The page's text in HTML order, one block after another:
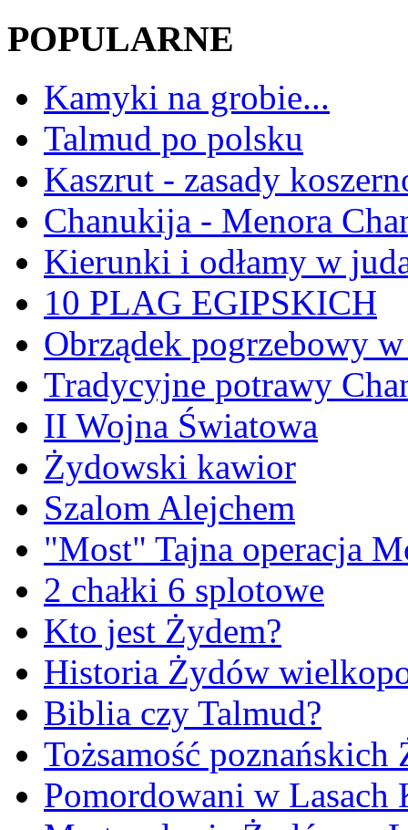
POPULARNE
Kamyki na grobie...
Talmud po polsku
Kaszrut - zasady
Chanukija - Menora
Kierunki i odłamy w
10 PLAG EGIPSKICH
Obrządek pogrzebowy
Tradycyjne potrawy
II Wojna Światowa
Żydowski kawior
Szalom Alejchem
"Most" Tajna operacja
2 chałki 6 splotowe
Kto jest Żydem?
Historia Żydów
Biblia czy Talmud?
Tożsamość poznańskich
Pomordowani w Lasach